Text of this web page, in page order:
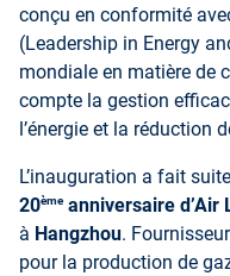
conçu en conformité
(Leadership in Energy
mondiale en matière de
compte la gestion
l’énergie et la réduction
L’inauguration a fait
20èmeanniversaire d’Air
à Hangzhou.
pour la production de